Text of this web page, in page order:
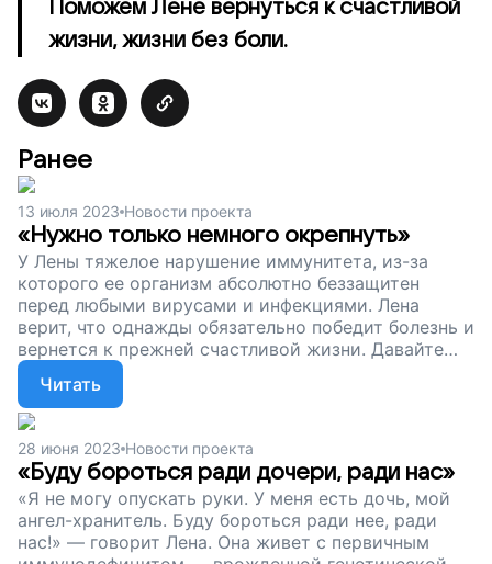
Поможем Лене вернуться к счастливой
жизни, жизни без боли.
Ранее
13 июля 2023 Новости проекта
«Нужно только немного окрепнуть»
У Лены тяжелое нарушение иммунитета, из-за
которого ее организм абсолютно беззащитен
перед любыми вирусами и инфекциями. Лена
верит, что однажды обязательно победит болезнь и
вернется к прежней счастливой жизни. Давайте
поможем ей в этом. Поддержите наш проект.
Читать
28 июня 2023 Новости проекта
«Буду бороться ради дочери, ради нас»
«Я не могу опускать руки. У меня есть дочь, мой
ангел-хранитель. Буду бороться ради нее, ради
нас!» — говорит Лена. Она живет с первичным